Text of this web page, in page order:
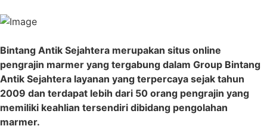
Bintang Antik Sejahtera merupakan situs online
pengrajin marmer yang tergabung dalam Group Bintang
Antik Sejahtera layanan yang terpercaya sejak tahun
2009 dan terdapat lebih dari 50 orang pengrajin yang
memiliki keahlian tersendiri dibidang pengolahan
marmer.